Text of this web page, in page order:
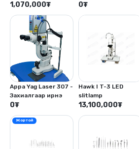
1,070,000₮ 0₮
Appa Yag Laser 307 -
Захиалгаар ирнэ
0₮
Hawk I T-3 LED
slitlamp
13,100,000₮
Жортой